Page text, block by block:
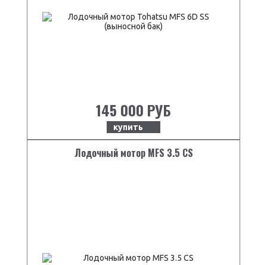
145 000 РУБ
купить
Лодочный мотор MFS 3.5 СS